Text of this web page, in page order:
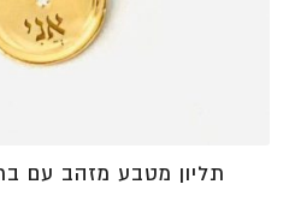
תליון מטבע מזהב עם